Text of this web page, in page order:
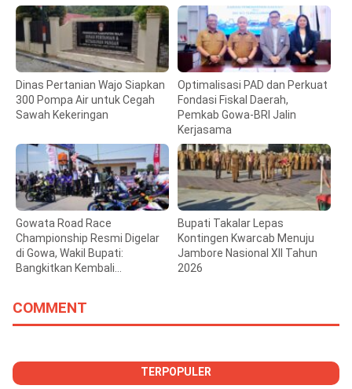
Dinas Pertanian Wajo Siapkan
300 Pompa Air untuk Cegah
Sawah Kekeringan
Optimalisasi PAD dan Perkuat
Fondasi Fiskal Daerah,
Pemkab Gowa-BRI Jalin
Kerjasama
Gowata Road Race
Championship Resmi Digelar
di Gowa, Wakil Bupati:
Bangkitkan Kembali
Bupati Takalar Lepas
Kontingen Kwarcab Menuju
Jambore Nasional XII Tahun
2026
COMMENT
TERPOPULER